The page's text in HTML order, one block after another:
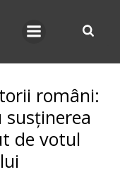
români:
de votul